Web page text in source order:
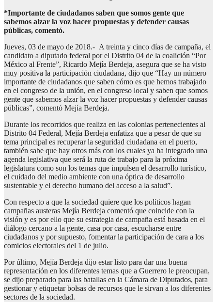
*Importante de ciudadanos saben que somos gente que
sabemos alzar la voz hacer propuestas y defender causas
públicas, comentó.
Jueves, 03 de mayo de 2018.- A treinta y cinco días de campaña, el
candidato a diputado federal por el Distrito 04 de la coalición “Por
México al Frente”, Ricardo Mejía Berdeja, asegura que se ha visto
muy positiva la participación ciudadana, dijo que “Hay un número
importante de ciudadanos que saben cómo es que hemos trabajado
en el congreso de la unión, en el congreso local y saben que somos
gente que sabemos alzar la voz hacer propuestas y defender causas
públicas”, comentó Mejía Berdeja.
Durante los recorridos que realiza en las colonias pertenecientes al
Distrito 04 Federal, Mejía Berdeja enfatiza que a pesar de que su
tema principal es recuperar la seguridad ciudadana en el puerto,
también sabe que hay otros más con los cuales ya ha integrado una
agenda legislativa que será la ruta de trabajo para la próxima
legislatura como son los temas que impulsen el desarrollo turístico,
el cuidado del medio ambiente con una óptica de desarrollo
sustentable y el derecho humano del acceso a la salud”.
Con respecto a que la sociedad quiere que los políticos hagan
campañas austeras Mejía Berdeja comentó que coincide con la
visión y es por ello que su estrategia de campaña está basada en el
diálogo cercano a la gente, casa por casa, escucharse entre
ciudadanos y por supuesto, fomentar la participación de cara a los
comicios electorales del 1 de julio.
Por último, Mejía Berdeja dijo estar listo para dar una buena
representación en los diferentes temas que a Guerrero le preocupan,
se dijo preparado para las batallas en la Cámara de Diputados, para
gestionar y etiquetar bolsas de recursos que le sirvan a los diferentes
sectores de la sociedad.